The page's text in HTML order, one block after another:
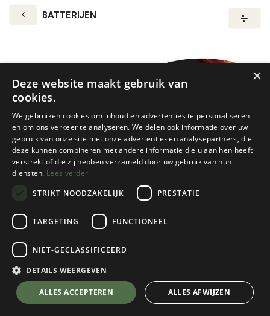
BATTERIJEN
Panasonic
ALKALINE PRO POWER
€4,75
Energizer
€3,95
×
Deze website maakt gebruik van
cookies.
We gebruiken cookies om inhoud en advertenties te personaliseren
en om ons verkeer te analyseren. We delen ook informatie over uw
gebruik van onze site met onze advertentie- en analysepartners, die
deze kunnen combineren met andere informatie die u aan hen heeft
verstrekt of die zij hebben verzameld door uw gebruik van hun
diensten. Lees verder
STRIKT NOODZAKELIJK
PRESTATIE
TARGETING FUNCTIONEEL
NIET-GECLASSIFICEERD
DETAILS WEERGEVEN
ALLES ACCEPTEREN ALLES AFWIJZEN